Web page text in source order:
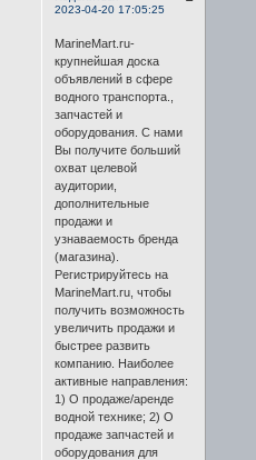
2023-04-20 17:05:25
MarineMart.ru-
крупнейшая доска
объявлений в сфере
водного транспорта.,
запчастей и
оборудования. С нами
Вы получите больший
охват целевой
аудитории,
дополнительные
продажи и
узнаваемость бренда
(магазина).
Регистрируйтесь на
MarineMart.ru, чтобы
получить возможность
увеличить продажи и
быстрее развить
компанию. Наиболее
активные направления:
1) О продаже/аренде
водной технике; 2) О
продаже запчастей и
оборудования для